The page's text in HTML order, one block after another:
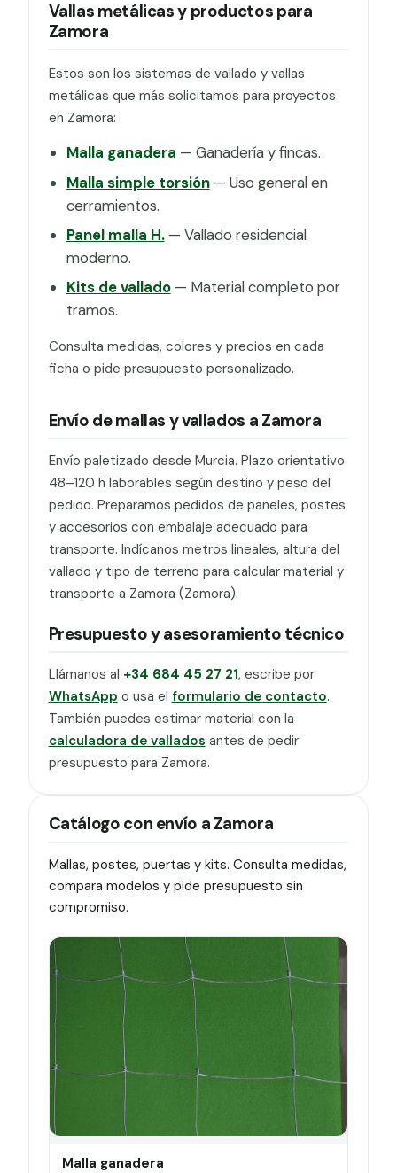
Vallas metálicas y productos para
Zamora
Estos son los sistemas de vallado y vallas
metálicas que más solicitamos para proyectos
en Zamora:
Malla ganadera — Ganadería y fincas.
Malla simple torsión— Uso general en
cerramientos.
Panel malla H.— Vallado residencial
moderno.
Kits de vallado— Material completo por
tramos.
Consulta medidas, colores y precios en cada
ficha o pide presupuesto personalizado.
Envío de mallas y vallados a Zamora
Envío paletizado desde Murcia. Plazo orientativo
48–120 h laborables según destino y peso del
pedido. Preparamos pedidos de paneles, postes
y accesorios con embalaje adecuado para
transporte. Indícanos metros lineales, altura del
vallado y tipo de terreno para calcular material y
transporte a Zamora (Zamora).
Presupuesto y asesoramiento técnico
Llámanos al +34 684 45 27 21, escribe por
WhatsApp o usa el formulario de contacto.
También puedes estimar material con la
calculadora de vallados antes de pedir
presupuesto para Zamora.
Catálogo con envío a Zamora
Mallas, postes, puertas y kits. Consulta medidas,
compara modelos y pide presupuesto sin
compromiso.
Malla ganadera